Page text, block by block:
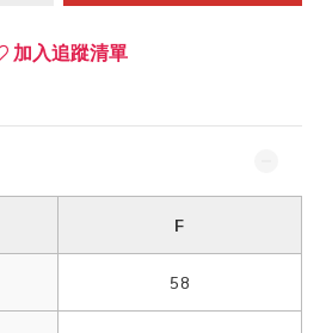
加入追蹤清單
F
58